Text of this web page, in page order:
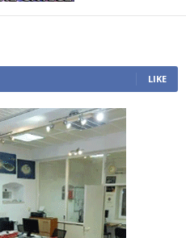
LIKE